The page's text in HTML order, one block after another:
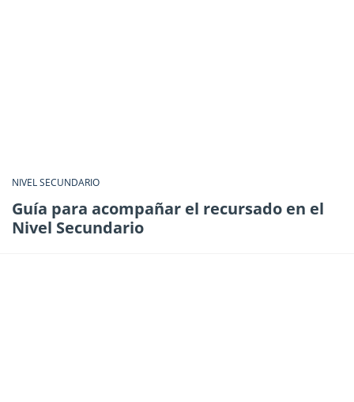
NIVEL SECUNDARIO
Guía para acompañar el recursado en el
Nivel Secundario